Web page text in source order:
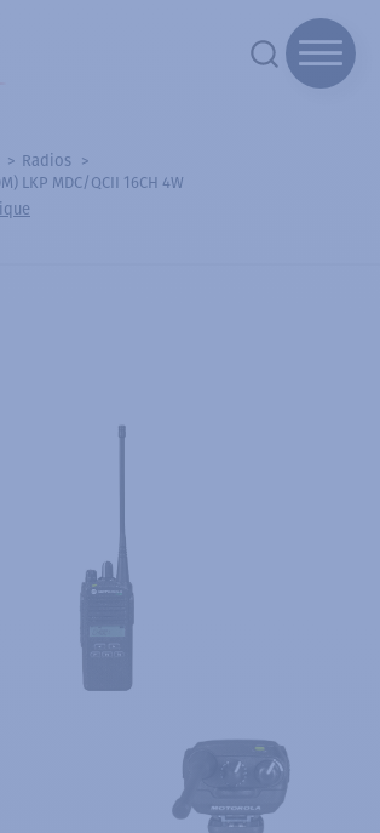
Radios
LKP MDC/QCII 16CH 4W